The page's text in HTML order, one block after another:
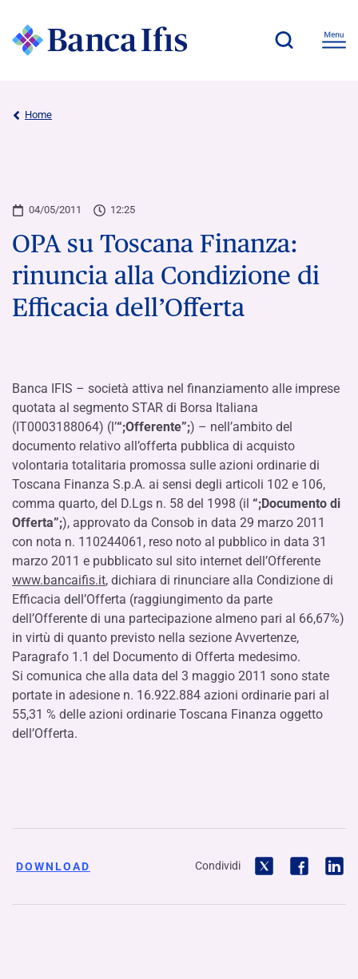
Home
04/05/2011 12:25
OPA su Toscana Finanza:
rinuncia alla Condizione di
Efficacia dell’Offerta
Banca IFIS – società attiva nel finanziamento alle imprese
quotata al segmento STAR di Borsa Italiana
(IT0003188064) (l’“;Offerente”;) – nell’ambito del
documento relativo all’offerta pubblica di acquisto
volontaria totalitaria promossa sulle azioni ordinarie di
Toscana Finanza S.p.A. ai sensi degli articoli 102 e 106,
comma quarto, del D.Lgs n. 58 del 1998 (il “;Documento di
Offerta”;), approvato da Consob in data 29 marzo 2011
con nota n. 110244061, reso noto al pubblico in data 31
marzo 2011 e pubblicato sul sito internet dell’Offerente
www.bancaifis.it, dichiara di rinunciare alla Condizione di
Efficacia dell’Offerta (raggiungimento da parte
dell’Offerente di una partecipazione almeno pari al 66,67%)
in virtù di quanto previsto nella sezione Avvertenze,
Paragrafo 1.1 del Documento di Offerta medesimo.
Si comunica che alla data del 3 maggio 2011 sono state
portate in adesione n. 16.922.884 azioni ordinarie pari al
55,31 % delle azioni ordinarie Toscana Finanza oggetto
dell’Offerta.
DOWNLOAD Condividi